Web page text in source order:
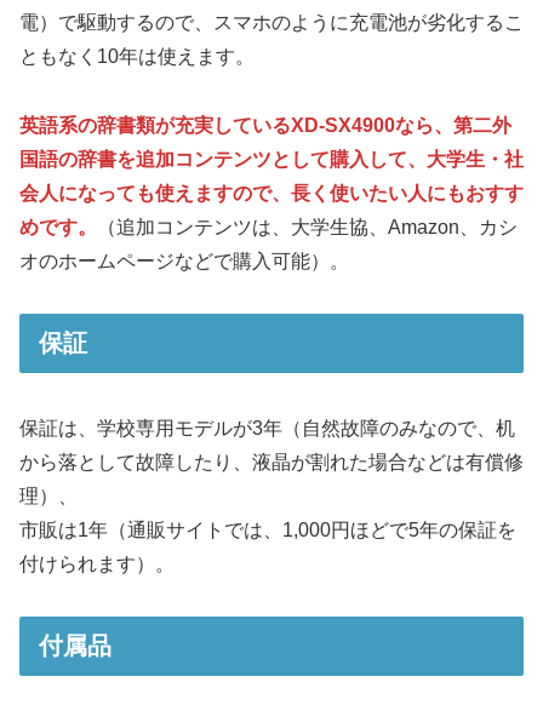
電）で駆動するので、スマホのように充電池が劣化するこ
ともなく10年は使えます。
英語系の辞書類が充実しているXD-SX4900なら、第二外
国語の辞書を追加コンテンツとして購入して、大学生・社
会人になっても使えますので、長く使いたい人にもおすす
めです。
（追加コンテンツは、大学生協、Amazon、カシ
オのホームページなどで購入可能）。
保証
保証は、学校専用モデルが3年（自然故障のみなので、机
から落として故障したり、液晶が割れた場合などは有償修
理）、
市販は1年（通販サイトでは、1,000円ほどで5年の保証を
付けられます）。
付属品